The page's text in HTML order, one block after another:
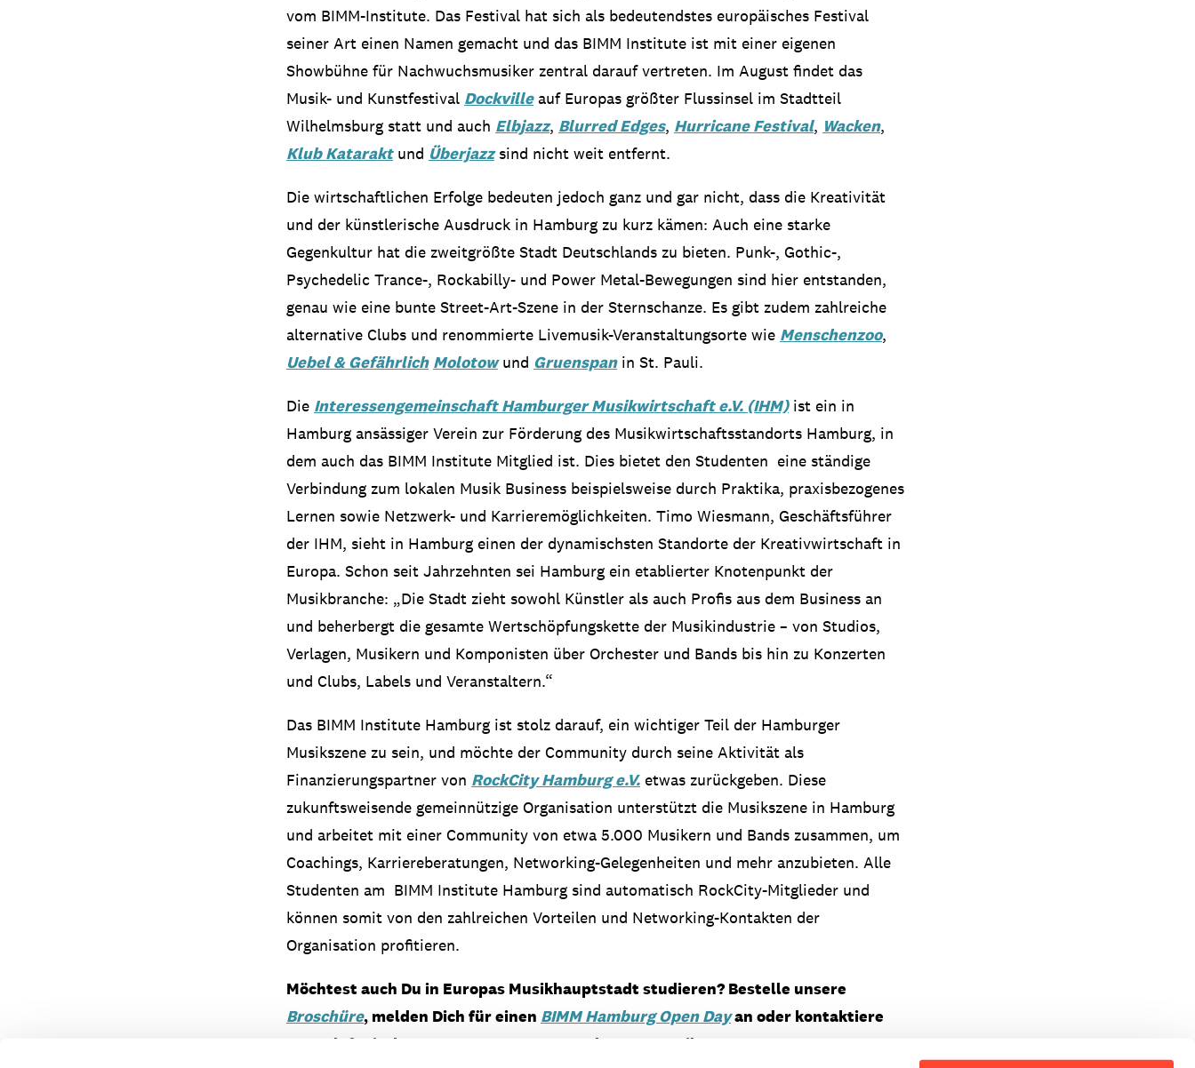
vom BIMM-Institute. Das Festival hat sich als bedeutendstes europäisches Festival
seiner Art einen Namen gemacht und das BIMM Institute ist mit einer eigenen
Showbühne für Nachwuchsmusiker zentral darauf vertreten. Im August findet das
Musik- und Kunstfestival Dockvilleauf Europas größter Flussinsel im Stadtteil
Wilhelmsburg statt und auch Elbjazz, Blurred Edges, Hurricane Festival, Wacken,
Klub Kataraktund Überjazzsind nicht weit entfernt.
Die wirtschaftlichen Erfolge bedeuten jedoch ganz und gar nicht, dass die Kreativität
und der künstlerische Ausdruck in Hamburg zu kurz kämen: Auch eine starke
Gegenkultur hat die zweitgrößte Stadt Deutschlands zu bieten. Punk-, Gothic-,
Psychedelic Trance-, Rockabilly- und Power Metal-Bewegungen sind hier entstanden,
genau wie eine bunte Street-Art-Szene in der Sternschanze. Es gibt zudem zahlreiche
alternative Clubs und renommierte Livemusik-Veranstaltungsorte wie Menschenzoo,
Uebel & Gefährlich Molotowund Gruenspanin St. Pauli.
Die Interessengemeinschaft Hamburger Musikwirtschaft e.V. (IHM)ist ein in
Hamburg ansässiger Verein zur Förderung des Musikwirtschaftsstandorts Hamburg, in
dem auch das BIMM Institute Mitglied ist. Dies bietet den Studenten eine ständige
Verbindung zum lokalen Musik Business beispielsweise durch Praktika, praxisbezogenes
Lernen sowie Netzwerk- und Karrieremöglichkeiten. Timo Wiesmann, Geschäftsführer
der IHM, sieht in Hamburg einen der dynamischsten Standorte der Kreativwirtschaft in
Europa. Schon seit Jahrzehnten sei Hamburg ein etablierter Knotenpunkt der
Musikbranche: „Die Stadt zieht sowohl Künstler als auch Profis aus dem Business an
und beherbergt die gesamte Wertschöpfungskette der Musikindustrie – von Studios,
Verlagen, Musikern und Komponisten über Orchester und Bands bis hin zu Konzerten
und Clubs, Labels und Veranstaltern.“
Das BIMM Institute Hamburg ist stolz darauf, ein wichtiger Teil der Hamburger
Musikszene zu sein, und möchte der Community durch seine Aktivität als
Finanzierungspartner von RockCity Hamburg e.V. etwas zurückgeben. Diese
zukunftsweisende gemeinnützige Organisation unterstützt die Musikszene in Hamburg
und arbeitet mit einer Community von etwa 5.000 Musikern und Bands zusammen, um
Coachings, Karriereberatungen, Networking-Gelegenheiten und mehr anzubieten. Alle
Studenten am BIMM Institute Hamburg sind automatisch RockCity-Mitglieder und
können somit von den zahlreichen Vorteilen und Networking-Kontakten der
Organisation profitieren.
Möchtest auch Du in Europas Musikhauptstadt studieren? Bestelle unsere
Broschüre, melden Dich für einen BIMM Hamburg Open Dayan oder kontaktiere
uns telefonisch unter +49 30 311 99 186 oder per E-Mail unter